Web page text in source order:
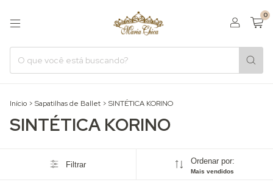
0
Início > Sapatilhas de Ballet > SINTÉTICA KORINO
SINTÉTICA KORINO
Filtrar Ordenar por:
Mais vendidos